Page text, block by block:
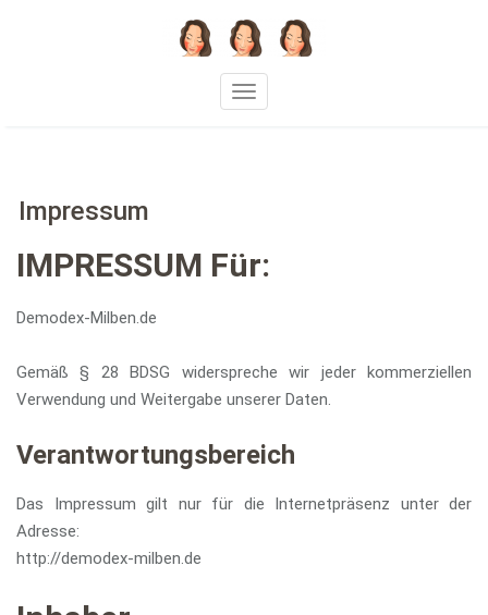
Toggle navigation
Impressum
IMPRESSUM Für:
Demodex-Milben.de
Gemäß § 28 BDSG widerspreche wir jeder kommerziellen
Verwendung und Weitergabe unserer Daten.
Verantwortungsbereich
Das Impressum gilt nur für die Internetpräsenz unter der
Adresse:
http://demodex-milben.de